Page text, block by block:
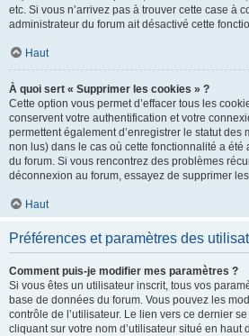
etc. Si vous n’arrivez pas à trouver cette case à
administrateur du forum ait désactivé cette
Haut
À quoi sert « Supprimer les cookies » ?
Cette option vous permet d’effacer tous les
conservent votre authentification et votre
permettent également d’enregistrer le statut des
non lus) dans le cas où cette fonctionnalité a
du forum. Si vous rencontrez des problèmes
déconnexion au forum, essayez de supprimer
Haut
Préférences et paramètres des
Comment puis-je modifier mes paramètres ?
Si vous êtes un utilisateur inscrit, tous vos
base de données du forum. Vous pouvez les
contrôle de l’utilisateur. Le lien vers ce dernier
cliquant sur votre nom d’utilisateur situé en haut